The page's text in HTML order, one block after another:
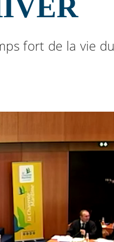
fort de la vie du